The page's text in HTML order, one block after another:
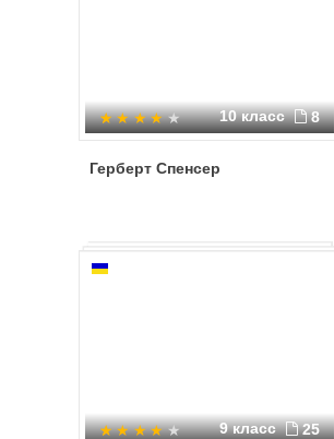
10 класс 8
Герберт Спенсер
9 класс 25